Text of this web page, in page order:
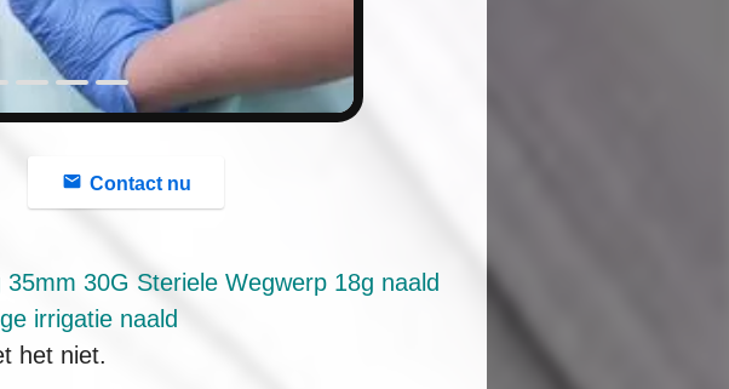
Contact nu
30G Steriele Wegwerp 18g naald
irrigatie naald
het niet.